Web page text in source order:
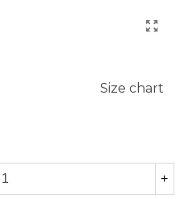
Size chart
+